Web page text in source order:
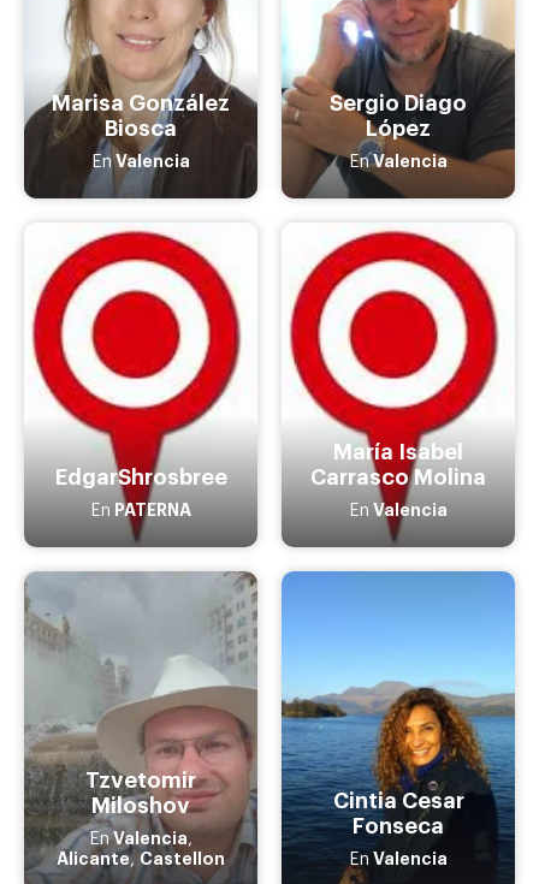
Marisa González
Biosca
En Valencia
Sergio Diago
López
EnValencia
EdgarShrosbree
En PATERNA
María Isabel
Carrasco Molina
En Valencia
Tzvetomir
Miloshov
EnValencia,
Alicante, Castellon
Cintia Cesar
Fonseca
En Valencia